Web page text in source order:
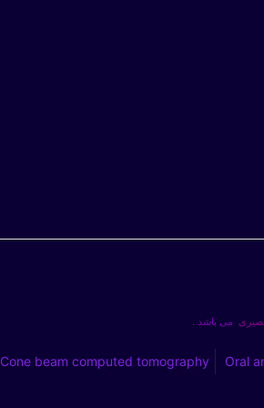
می باشد .
Oral
Cone beam computed tomography